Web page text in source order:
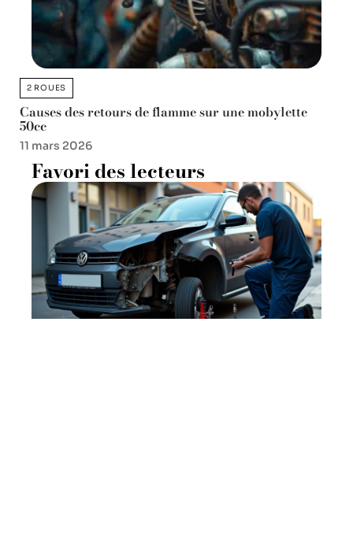
2 ROUES
Causes des retours de flamme sur une mobylette
50cc
11 mars 2026
Favori des lecteurs